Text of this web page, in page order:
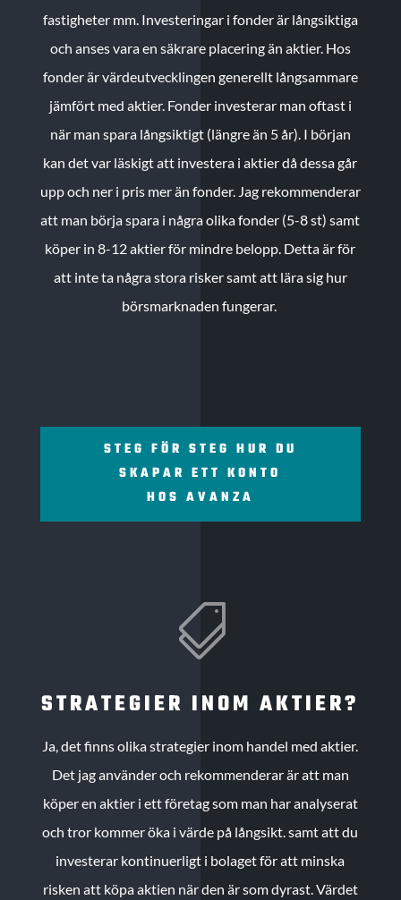
fastigheter mm. Investeringar i fonder är långsiktiga
och anses vara en säkrare placering än aktier. Hos
fonder är värdeutvecklingen generellt långsammare
jämfört med aktier. Fonder investerar man oftast i
när man spara långsiktigt (längre än 5 år). I början
kan det var läskigt att investera i aktier då dessa går
upp och ner i pris mer än fonder. Jag rekommenderar
att man börja spara i några olika fonder (5-8 st) samt
köper in 8-12 aktier för mindre belopp. Detta är för
att inte ta några stora risker samt att lära sig hur
börsmarknaden fungerar.
STEG FÖR STEG HUR DU
SKAPAR ETT KONTO
HOS AVANZA

STRATEGIER INOM AKTIER?
Ja, det finns olika strategier inom handel med aktier.
Det jag använder och rekommenderar är att man
köper en aktier i ett företag som man har analyserat
och tror kommer öka i värde på långsikt. samt att du
investerar kontinuerligt i bolaget för att minska
risken att köpa aktien när den är som dyrast. Värdet